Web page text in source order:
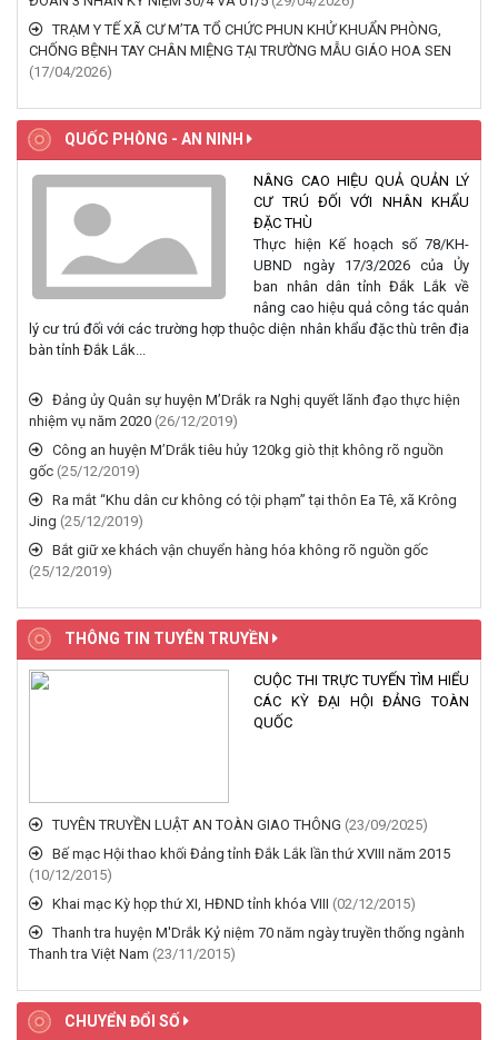
TRẠM Y TẾ XÃ CƯ M’TA TỔ CHỨC PHUN KHỬ KHUẨN PHÒNG,
CHỐNG BỆNH TAY CHÂN MIỆNG TẠI TRƯỜNG MẪU GIÁO HOA SEN
(17/04/2026)
QUỐC PHÒNG - AN NINH
NÂNG CAO HIỆU QUẢ QUẢN LÝ
CƯ TRÚ ĐỐI VỚI NHÂN KHẨU
ĐẶC THÙ
Thực hiện Kế hoạch số 78/KH-
UBND ngày 17/3/2026 của Ủy
ban nhân dân tỉnh Đắk Lắk về
nâng cao hiệu quả công tác quản
lý cư trú đối với các trường hợp thuộc diện nhân khẩu đặc thù trên địa
bàn tỉnh Đắk Lắk...
Đảng ủy Quân sự huyện M’Drắk ra Nghị quyết lãnh đạo thực hiện
nhiệm vụ năm 2020 (26/12/2019)
Công an huyện M’Drắk tiêu hủy 120kg giò thịt không rõ nguồn
gốc (25/12/2019)
Ra mắt “Khu dân cư không có tội phạm” tại thôn Ea Tê, xã Krông
Jing (25/12/2019)
Bắt giữ xe khách vận chuyển hàng hóa không rõ nguồn gốc
(25/12/2019)
THÔNG TIN TUYÊN TRUYỀN
CUỘC THI TRỰC TUYẾN TÌM HIỂU
CÁC KỲ ĐẠI HỘI ĐẢNG TOÀN
QUỐC
TUYÊN TRUYỀN LUẬT AN TOÀN GIAO THÔNG (23/09/2025)
Bế mạc Hội thao khối Đảng tỉnh Đắk Lắk lần thứ XVIII năm 2015
(10/12/2015)
Khai mạc Kỳ họp thứ XI, HĐND tỉnh khóa VIII (02/12/2015)
Thanh tra huyện M'Drắk Kỷ niệm 70 năm ngày truyền thống ngành
Thanh tra Việt Nam (23/11/2015)
CHUYỂN ĐỔI SỐ